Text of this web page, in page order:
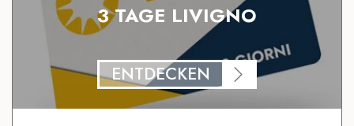
3 TAGE LIVIGNO
ENTDECKEN